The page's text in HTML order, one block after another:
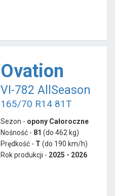
Ovation
VI-782 AllSeason
165/70 R14 81T
Sezon - opony Całoroczne
Nośność - 81 (do 462 kg)
Prędkość - T (do 190 km/h)
Rok produkcji - 2025 - 2026